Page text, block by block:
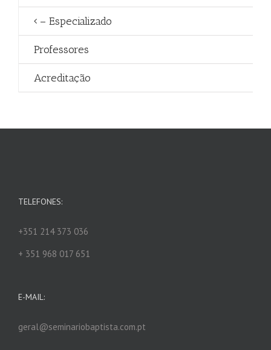
– Especializado
Professores
Acreditação
TELEFONES:
+351 214 373 036
+ 351 968 017 651
E-MAIL:
geral@seminariobaptista.com.pt